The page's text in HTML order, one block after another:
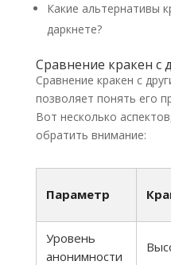
Какие альтернативы
даркнете?
Сравнение кракен с
Сравнение кракен с
позволяет понять его
Вот несколько
обратить внимание:
Параметр
Уровень
анонимности